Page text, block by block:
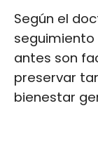
Según el
antes son
preservar
bienestar